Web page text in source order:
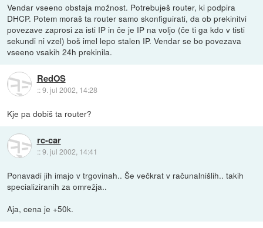
Vendar vseeno obstaja možnost. Potrebuješ router, ki podpira
DHCP. Potem moraš ta router samo skonfiguirati, da ob prekinitvi
povezave zaprosi za isti IP in če je IP na voljo (če ti ga kdo v tisti
sekundi ni vzel) boš imel lepo stalen IP. Vendar se bo povezava
vseeno vsakih 24h prekinila.
RedOS
::9. jul 2002, 14:28
Kje pa dobiš ta router?
rc-car
::9. jul 2002, 14:41
Ponavadi jih imajo v trgovinah.. Še večkrat v računalnišlih.. takih
specializiranih za omrežja..
Aja, cena je +50k.